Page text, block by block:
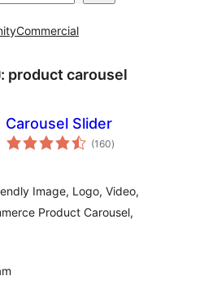
Commercial
product carousel
Carousel Slider
(160ຄະແນນ
ທັງໝົດ
)
Image, Logo, Video,
Product Carousel,